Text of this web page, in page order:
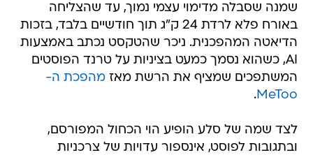
שמנה שסבלה מדימוי עצמי נמוך, עד שהצליחה
באורח פלא לרדת 24 ק"ג תוך חודשיים בלבד, בזכות
הדיאטה המהפכנית. ניכר שהטקסט נכתב באמצעות
AI, כשהוא נסמך כמעט בציניות על טרנד הפוסטים
המשתפכים שמציף את הרשת מאזמהפכת ה-
MeToo
.
לצד שמה של סלע הופיע הוי הכחול המפורסם,
ובתגובות לפוסט, אינספור עדויות של צרכניות